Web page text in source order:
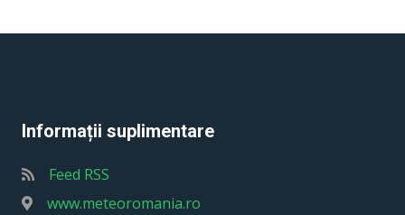
Informații suplimentare
Feed RSS
www.meteoromania.ro